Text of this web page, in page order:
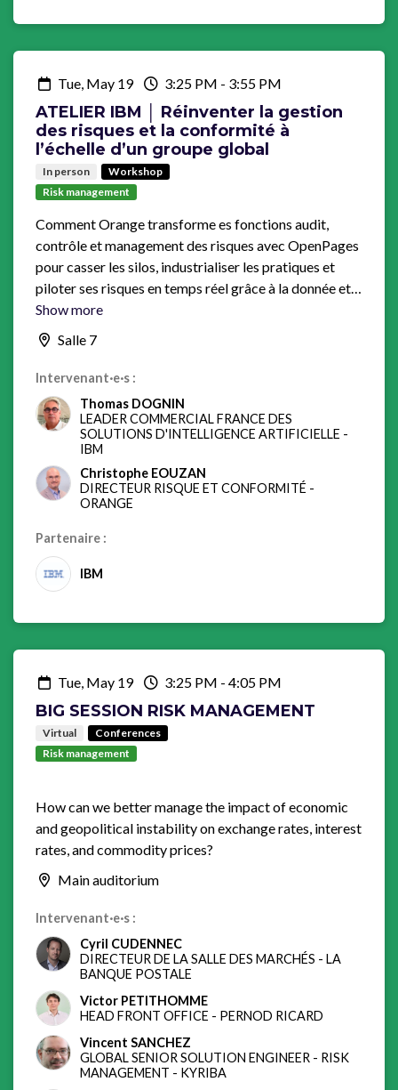
Tue, May 19 3:25 PM - 3:55 PM
ATELIER IBM │ Réinventer la gestion
des risques et la conformité à
l’échelle d’un groupe global
In person
Workshop
Risk management
Comment Orange transforme es fonctions audit,
contrôle et management des risques avec OpenPages
pour casser les silos, industrialiser les pratiques et
piloter ses risques en temps réel grâce à la donnée et à
l’IA.
Show more
Salle 7
Intervenant·e·s :
Thomas DOGNIN
LEADER COMMERCIAL FRANCE DES
SOLUTIONS D'INTELLIGENCE ARTIFICIELLE -
IBM
Christophe EOUZAN
DIRECTEUR RISQUE ET CONFORMITÉ -
ORANGE
Partenaire :
IBM
Tue, May 19 3:25 PM - 4:05 PM
BIG SESSION RISK MANAGEMENT
Virtual
Conferences
Risk management
How can we better manage the impact of economic
and geopolitical instability on exchange rates, interest
rates, and commodity prices?
Main auditorium
Intervenant·e·s :
Cyril CUDENNEC
DIRECTEUR DE LA SALLE DES MARCHÉS - LA
BANQUE POSTALE
Victor PETITHOMME
HEAD FRONT OFFICE - PERNOD RICARD
Vincent SANCHEZ
GLOBAL SENIOR SOLUTION ENGINEER - RISK
MANAGEMENT - KYRIBA